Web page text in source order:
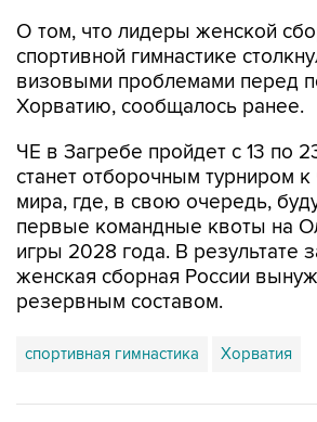
О том, что лидеры женской
спортивной гимнастике
визовыми проблемами перед
Хорватию, сообщалось ранее.
ЧЕ в Загребе пройдет с 13 по
станет отборочным турниром к
мира, где, в свою очередь,
первые командные квоты на
игры 2028 года. В результате
женская сборная России
резервным составом.
спортивная гимнастика Хорватия